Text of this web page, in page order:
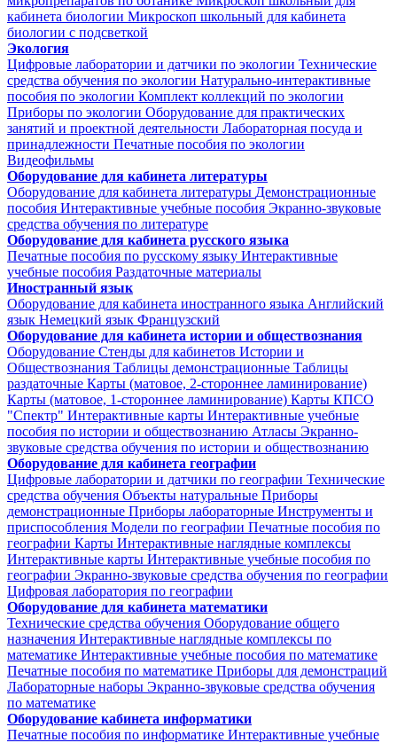
кабинета биологии Микроскоп школьный для кабинета
биологии с подсветкой
Экология
Цифровые лаборатории и датчики по экологии Технические
средства обучения по экологии Натурально-интерактивные
пособия по экологии Комплект коллекций по экологии
Приборы по экологии Оборудование для практических
занятий и проектной деятельности Лабораторная посуда и
принадлежности Печатные пособия по экологии
Видеофильмы
Оборудование для кабинета литературы
Оборудование для кабинета литературы Демонстрационные
пособия Интерактивные учебные пособия Экранно-звуковые
средства обучения по литературе
Оборудование для кабинета русского языка
Печатные пособия по русскому языку Интерактивные
учебные пособия Раздаточные материалы
Иностранный язык
Оборудование для кабинета иностранного языка Английский
язык Немецкий язык Французский
Оборудование для кабинета истории и обществознания
Оборудование Стенды для кабинетов Истории и
Обществознания Таблицы демонстрационные Таблицы
раздаточные Карты (матовое, 2-стороннее ламинирование)
Карты (матовое, 1-стороннее ламинирование) Карты КПСО
"Спектр" Интерактивные карты Интерактивные учебные
пособия по истории и обществознанию Атласы Экранно-
звуковые средства обучения по истории и обществознанию
Оборудование для кабинета географии
Цифровые лаборатории и датчики по географии Технические
средства обучения Объекты натуральные Приборы
демонстрационные Приборы лабораторные Инструменты и
приспособления Модели по географии Печатные пособия по
географии Карты Интерактивные наглядные комплексы
Интерактивные карты Интерактивные учебные пособия по
географии Экранно-звуковые средства обучения по географии
Цифровая лаборатория по географии
Оборудование для кабинета математики
Технические средства обучения Оборудование общего
назначения Интерактивные наглядные комплексы по
математике Интерактивные учебные пособия по математике
Печатные пособия по математике Приборы для демонстраций
Лабораторные наборы Экранно-звуковые средства обучения
по математике
Оборудование кабинета информатики
Печатные пособия по информатике Интерактивные учебные